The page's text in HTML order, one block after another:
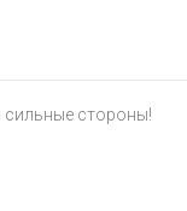
стороны!